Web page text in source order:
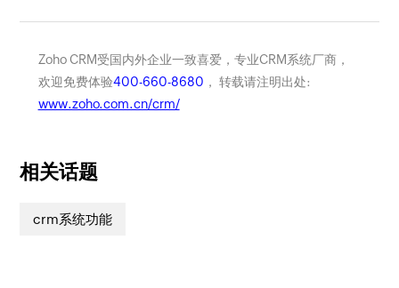
Zoho CRM受国内外企业一致喜爱，专业CRM系统厂商，
欢迎免费体验400-660-8680 ， 转载请注明出处:
www.zoho.com.cn/crm/
相关话题
crm系统功能